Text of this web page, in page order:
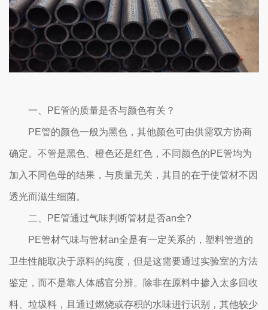
一、 PE管的质量是否与颜色有关？
PE管的颜色一般为黑色，其他颜色可由供需双方协商
确定。不管是黑色、橙色还是红色，不同颜色的PE管均为
加入不同色母的结果，与质量无关，其目的在于使管材不因
透光而滋生细菌。
二、 PE管通过气味判断管材是否an全?
PE管材气味与管材an全是有一定关系的，塑料管道的
卫生性能取决于原料的纯度，但是这需要通过实验室的方法
鉴定，而不是靠人体感官分辨。除非在原料中掺入太多回收
料、垃圾料，且通过燃烧或存积的水味进行识别，其他较少